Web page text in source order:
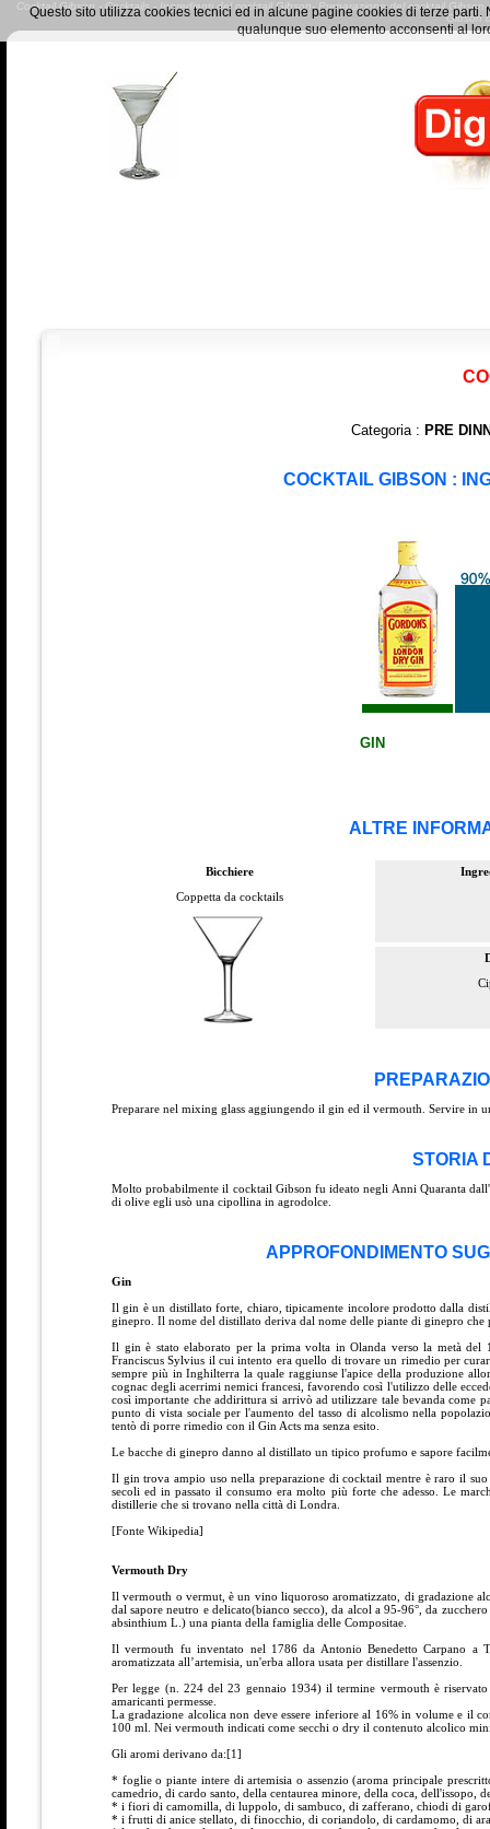
Cocktail Gibson - Cocktails - Ingredienti del cocktail Gibson- Preparazione del cocktail
Gibson
Categoria : PRE
COCKTAIL GIBSON :
GIN
ALTRE
Bicchiere
Coppetta da cocktails
Preparare nel mixing glass aggiungendo il gin ed il vermouth. Servire in
STORIA
Molto probabilmente il cocktail Gibson fu ideato negli Anni Quaranta
di olive egli usò una cipollina in agrodolce.
APPROFONDIMENTO
Gin
Il gin è un distillato forte, chiaro, tipicamente incolore prodotto dalla
ginepro. Il nome del distillato deriva dal nome delle piante di ginepro che
Il gin è stato elaborato per la prima volta in Olanda verso la metà
Franciscus Sylvius il cui intento era quello di trovare un rimedio per
sempre più in Inghilterra la quale raggiunse l'apice della produzione
cognac degli acerrimi nemici francesi, favorendo così l'utilizzo delle
così importante che addirittura si arrivò ad utilizzare tale bevanda come
punto di vista sociale per l'aumento del tasso di alcolismo nella
tentò di porre rimedio con il Gin Acts ma senza esito.
Le bacche di ginepro danno al distillato un tipico profumo e sapore
Il gin trova ampio uso nella preparazione di cocktail mentre è raro il
secoli ed in passato il consumo era molto più forte che adesso. Le
distillerie che si trovano nella città di Londra.
[Fonte Wikipedia]
Vermouth Dry
Il vermouth o vermut, è un vino liquoroso aromatizzato, di gradazione
dal sapore neutro e delicato(bianco secco), da alcol a 95-96°, da
absinthium L.) una pianta della famiglia delle Compositae.
Il vermouth fu inventato nel 1786 da Antonio Benedetto Carpano a
aromatizzata all’artemisia, un'erba allora usata per distillare l'assenzio.
Per legge (n. 224 del 23 gennaio 1934) il termine vermouth è
amaricanti permesse.
La gradazione alcolica non deve essere inferiore al 16% in volume e il
100 ml. Nei vermouth indicati come secchi o dry il contenuto alcolico
Gli aromi derivano da:[1]
* foglie o piante intere di artemisia o assenzio (aroma principale
camedrio, di cardo santo, della centaurea minore, della coca, dell'issopo,
* i fiori di camomilla, di luppolo, di sambuco, di zafferano, chiodi di
* i frutti di anice stellato, di finocchio, di coriandolo, di cardamomo, di
Questo sito utilizza cookies tecnici ed in alcune pagine cookies di terze
qualunque suo elemento acconsenti al